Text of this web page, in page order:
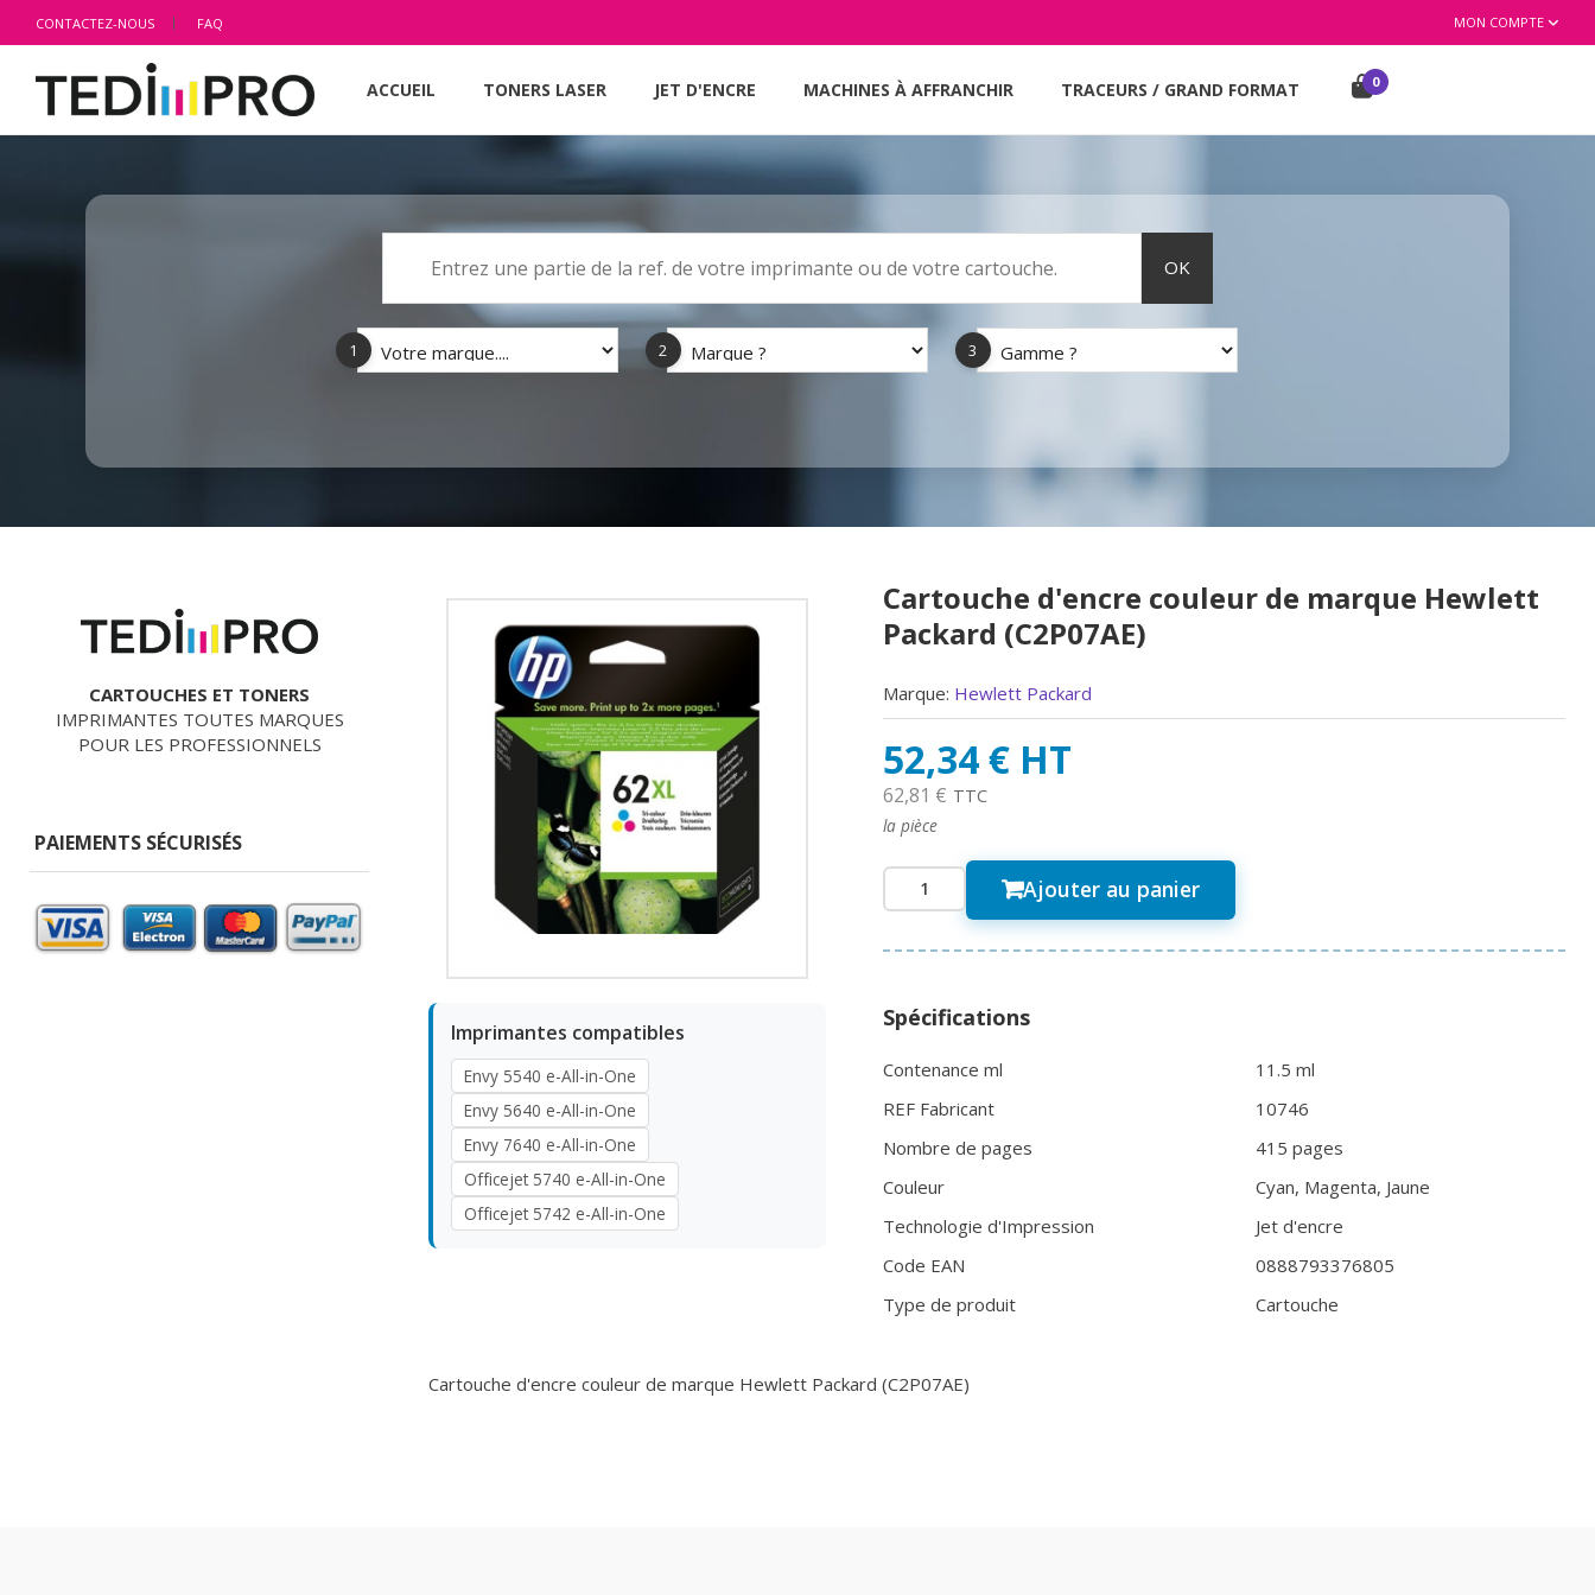
CONTACTEZ-NOUS FAQ MON COMPTE
ACCUEIL TONERS LASER JET D'ENCRE MACHINES À AFFRANCHIR TRACEURS / GRAND FORMAT 0
OK
1 2 3
CARTOUCHES ET TONERS
IMPRIMANTES TOUTES MARQUES
POUR LES PROFESSIONNELS
PAIEMENTS SÉCURISÉS
Imprimantes compatibles
Envy 5540 e-All-in-One
Envy 5640 e-All-in-One
Envy 7640 e-All-in-One
Officejet 5740 e-All-in-One
Officejet 5742 e-All-in-One
Cartouche d'encre couleur de marque Hewlett
Packard (C2P07AE)
Marque: Hewlett Packard
52,34 € HT
62,81 € TTC
la pièce
Ajouter au panier
Spécifications
Contenance ml
11.5 ml
REF Fabricant
10746
Nombre de pages
415 pages
Couleur
Cyan, Magenta, Jaune
Technologie d'Impression
Jet d'encre
Code EAN
0888793376805
Type de produit
Cartouche
Cartouche d'encre couleur de marque Hewlett Packard (C2P07AE)